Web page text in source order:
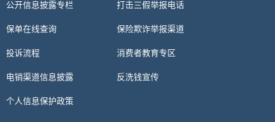
公开信息披露专栏
保单在线查询
投诉流程
电销渠道信息披露
个人信息保护政策
打击三假举报电话
保险欺诈举报渠道
消费者教育专区
反洗钱宣传